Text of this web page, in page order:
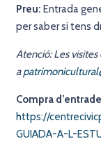
Preu: Entrada
per saber si tens
Atenció: Les
a
Compra
https://
GUIADA-A-L-